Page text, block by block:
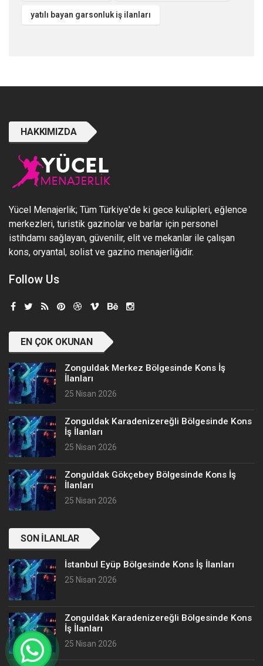
yatılı bayan garsonluk iş ilanları
HAKKIMIZDA
Yücel Menajerlik; Tüm Türkiye'de ki gece kulüpleri, eğlence
merkezleri, turistik gazinolar ve barlar için personel
istihdamı sağlayan, güvenilir, elit ve mekanlar ile çalışan
kons, oryantal, solist ve gazino menajerliğidir.
Follow Us
EN ÇOK OKUNAN
Zonguldak Merkez Bölgesinde Kons İş
İlanları
25 Nisan 2026
Zonguldak Karadenizereğli Bölgesinde Kons
İş İlanları
25 Nisan 2026
Zonguldak Gökçebey Bölgesinde Kons İş
İlanları
25 Nisan 2026
SON İLANLAR
İstanbul Eyüp Bölgesinde Kons İş İlanları
25 Nisan 2026
Zonguldak Karadenizereğli Bölgesinde Kons
İş İlanları
25 Nisan 2026